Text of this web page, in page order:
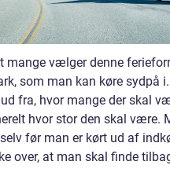
mange vælger denne
som man kan køre sydpå
fra, hvor mange der skal
hvor stor den skal være.
før man er kørt ud af
over, at man skal finde